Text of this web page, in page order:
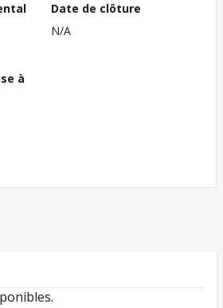
Date de clôture
N/A
à